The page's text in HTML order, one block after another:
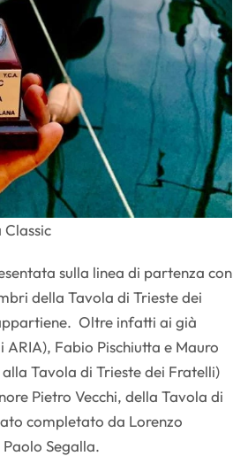
sulla linea di partenza con
della Tavola di Trieste dei
Oltre infatti ai già
Fabio Pischiutta e Mauro
Tavola di Trieste dei Fratelli)
Pietro Vecchi, della Tavola di
completato da Lorenzo
Segalla.